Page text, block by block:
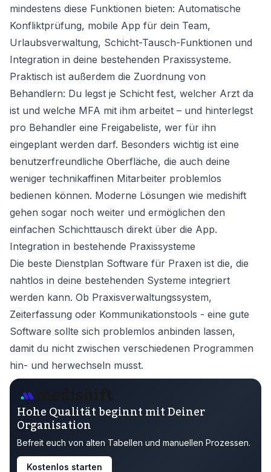
mindestens diese Funktionen bieten: Automatische
Konfliktprüfung, mobile App für dein Team,
Urlaubsverwaltung, Schicht-Tausch-Funktionen und
Integration in deine bestehenden Praxissysteme.
Praktisch ist außerdem die Zuordnung von
Behandlern: Du legst je Schicht fest, welcher Arzt da
ist und welche MFA mit ihm arbeitet – und hinterlegst
pro Behandler eine Freigabeliste, wer für ihn
eingeplant werden darf. Besonders wichtig ist eine
benutzerfreundliche Oberfläche, die auch deine
weniger technikaffinen Mitarbeiter problemlos
bedienen können. Moderne Lösungen wie medishift
gehen sogar noch weiter und ermöglichen den
einfachen Schichttausch direkt über die App.
Integration in bestehende Praxissysteme
Die beste Dienstplan Software für Praxen ist die, die
nahtlos in deine bestehenden Systeme integriert
werden kann. Ob Praxisverwaltungssystem,
Zeiterfassung oder Kommunikationstools - eine gute
Software sollte sich problemlos anbinden lassen,
damit du nicht zwischen verschiedenen Programmen
hin- und herwechseln musst.
Hohe Qualität beginnt mit Deiner
Organisation
Befreit euch von alten Tabellen und manuellen Prozessen.
Kostenlos starten